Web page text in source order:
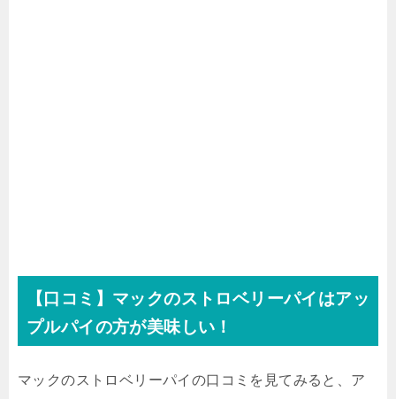
【口コミ】マックのストロベリーパイはアッ
プルパイの方が美味しい！
マックのストロベリーパイの口コミを見てみると、ア